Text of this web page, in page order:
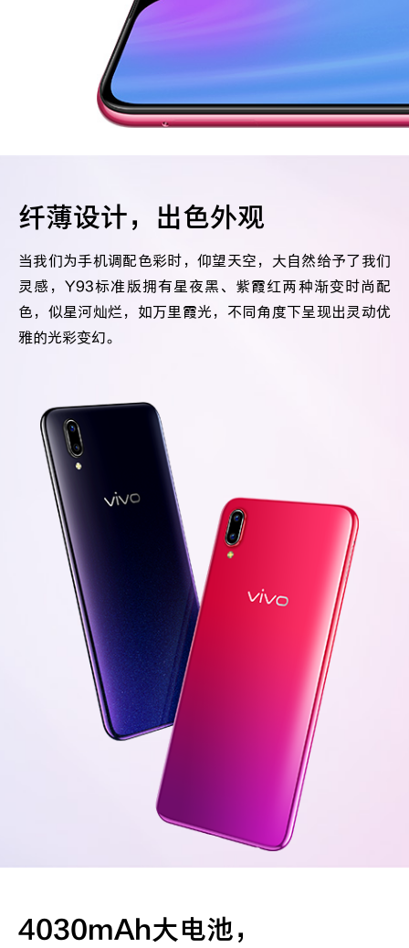
全部Y机型
iQOO Z5
全部iQOO机型 对比iQOO机型
纤薄设计，出色外观
当我们为手机调配色彩时，仰望天空，大自然给予了我们
灵感，Y93标准版拥有星夜黑、紫霞红两种渐变时尚配
色，似星河灿烂，如万里霞光，不同角度下呈现出灵动优
雅的光彩变幻。
4030mAh大电池，